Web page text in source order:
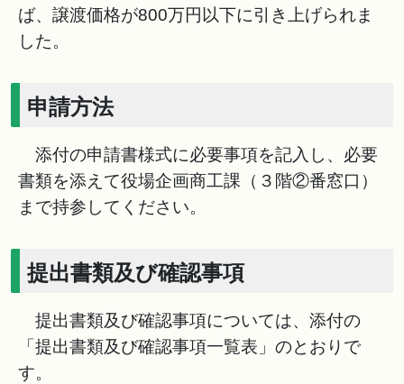
ば、譲渡価格が800万円以下に引き上げられま
した。
申請方法
添付の申請書様式に必要事項を記入し、必要
書類を添えて役場企画商工課（３階②番窓口）
まで持参してください。
提出書類及び確認事項
提出書類及び確認事項については、添付の
「提出書類及び確認事項一覧表」のとおりで
す。